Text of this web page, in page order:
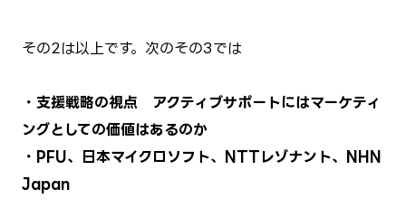
その2は以上です。次のその3では
・支援戦略の視点 アクティブサポートにはマーケティ
ングとしての価値はあるのか
・PFU、日本マイクロソフト、NTTレゾナント、NHN
Japan